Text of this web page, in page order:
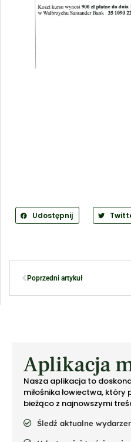
Udostępnij
Poprzedni artykuł
Aplikacja
Nasza aplikacja to
miłośnika łowiectwa,
bieżąco z najnowszymi
Śledź aktualne